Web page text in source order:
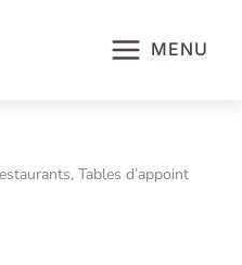
MENU
Tables d’appoint